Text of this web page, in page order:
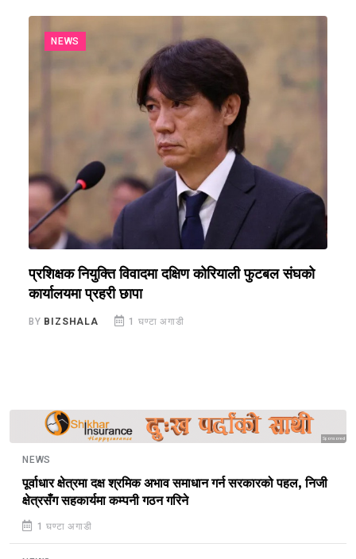
NEWS
प्रशिक्षक नियुक्ति विवादमा दक्षिण कोरियाली फुटबल संघको
कार्यालयमा प्रहरी छापा
BY BIZSHALA 1 घण्टा अगाडी
Sponsored
NEWS
पूर्वाधार क्षेत्रमा दक्ष श्रमिक अभाव समाधान गर्न सरकारको पहल, निजी
क्षेत्रसँग सहकार्यमा कम्पनी गठन गरिने
1 घण्टा अगाडी